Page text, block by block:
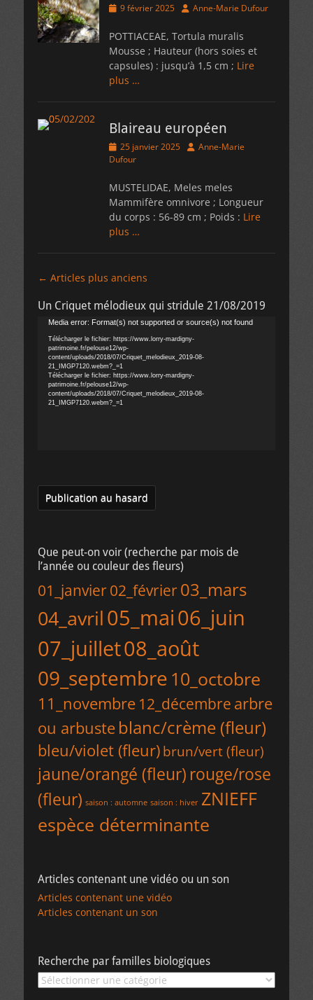
Posted9 février 2025 Author
Anne-Marie Dufour
POTTIACEAE, Tortula muralis
Mousse ; Hauteur (hors soies et
capsules) : jusqu’à 1,5 cm ; Lire
plus …
Blaireau européen
Posted
on
25 janvier 2025 Author
Anne-Marie
Dufour
MUSTELIDAE, Meles meles
Mammifère omnivore ; Longueur
du corps : 56-89 cm ; Poids : Lire
plus …
Navigation
articles
← Articles plus anciens
Un Criquet mélodieux qui stridule 21/08/2019
Lecteur
vidéo
Media error: Format(s) not supported or source(s) not found
Télécharger le fichier: https://www.lorry-mardigny-
patrimoine.fr/pelouse12/wp-
content/uploads/2018/07/Criquet_melodieux_2019-08-
21_IMGP7120.webm?_=1
Télécharger le fichier: https://www.lorry-mardigny-
patrimoine.fr/pelouse12/wp-
content/uploads/2018/07/Criquet_melodieux_2019-08-
21_IMGP7120.webm?_=1
Publication au hasard
Que peut-on voir (recherche par mois de
l’année ou couleur des fleurs)
01_janvier02_février03_mars
04_avril05_mai06_juin
07_juillet08_août
09_septembre 10_octobre
11_novembre 12_décembre arbre
ou arbuste blanc/crème (fleur)
bleu/violet (fleur) brun/vert (fleur)
jaune/orangé (fleur) rouge/rose
(fleur) saison : automne saison : hiver ZNIEFF
espèce déterminante
Articles contenant une vidéo ou un son
Articles contenant une vidéo
Articles contenant un son
Recherche par familles biologiques
Recherche